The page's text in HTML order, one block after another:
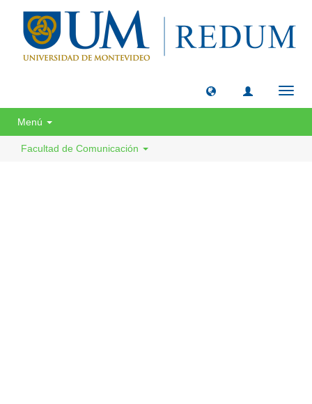
Menú
Facultad de Comunicación